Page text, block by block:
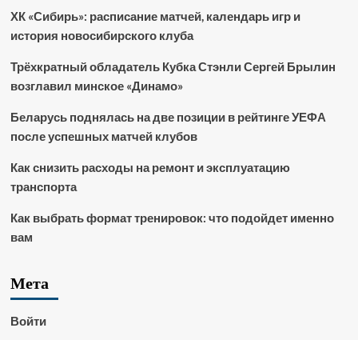
ХК «Сибирь»: расписание матчей, календарь игр и
история новосибирского клуба
Трёхкратный обладатель Кубка Стэнли Сергей Брылин
возглавил минское «Динамо»
Беларусь поднялась на две позиции в рейтинге УЕФА
после успешных матчей клубов
Как снизить расходы на ремонт и эксплуатацию
транспорта
Как выбрать формат тренировок: что подойдет именно
вам
Мета
Войти